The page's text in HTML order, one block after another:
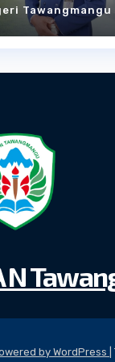
yang
Tawangmangu
N
by WordPress